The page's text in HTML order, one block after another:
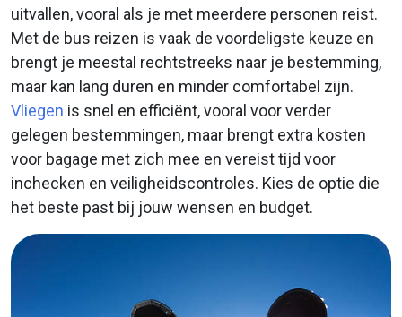
uitvallen, vooral als je met meerdere personen reist.
Met de bus reizen is vaak de voordeligste keuze en
brengt je meestal rechtstreeks naar je bestemming,
maar kan lang duren en minder comfortabel zijn.
Vliegen is snel en efficiënt, vooral voor verder
gelegen bestemmingen, maar brengt extra kosten
voor bagage met zich mee en vereist tijd voor
inchecken en veiligheidscontroles. Kies de optie die
het beste past bij jouw wensen en budget.